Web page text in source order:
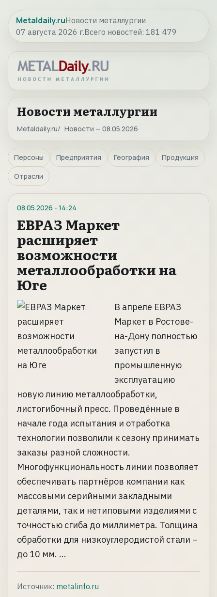
Metaldaily.ruНовости металлургии
07 августа 2026 г.Всего новостей: 181 479
Новости металлургии
Metaldaily.ru Новости — 08.05.2026
Персоны Предприятия География Продукция
Отрасли
08.05.2026 - 14:24
ЕВРАЗ Маркет
расширяет
возможности
металлообработки на
Юге
В апреле ЕВРАЗ
Маркет в Ростове-
на-Дону полностью
запустил в
промышленную
эксплуатацию
новую линию металлообработки,
листогибочный пресс. Проведённые в
начале года испытания и отработка
технологии позволили к сезону принимать
заказы разной сложности.
Многофункциональность линии позволяет
обеспечивать партнёров компании как
массовыми серийными закладными
деталями, так и нетиповыми изделиями с
точностью сгиба до миллиметра. Толщина
обработки для низкоуглеродистой стали –
до 10 мм. ...
Источник: metalinfo.ru